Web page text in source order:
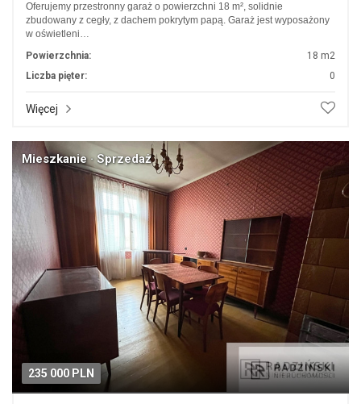
Oferujemy przestronny garaż o powierzchni 18 m², solidnie
zbudowany z cegły, z dachem pokrytym papą. Garaż jest wyposażony
w oświetleni…
Powierzchnia:
18 m2
Liczba pięter:
0
Więcej
235 000 PLN
Mieszkanie · Sprzedaż